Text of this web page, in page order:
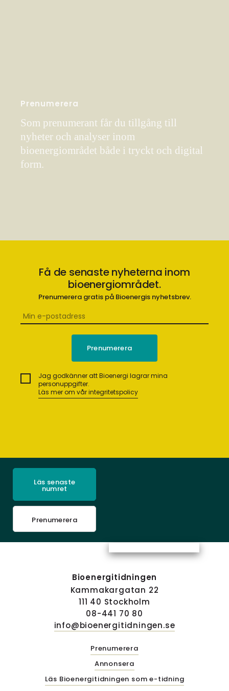
Prenumerera
Som prenumerant får du tillgång till
nyheter och analyser inom
bioenergiområdet både i tryckt och digital
form.
Få de senaste nyheterna inom
bioenergiområdet.
Prenumerera gratis på Bioenergis nyhetsbrev.
Jag godkänner att Bioenergi lagrar mina
personuppgifter.
Läs mer om vår integritetspolicy
Läs senaste
numret
Prenumerera
Bioenergitidningen
Kammakargatan 22
111 40 Stockholm
08-441 70 80
info@bioenergitidningen.se
Prenumerera
Annonsera
Läs Bioenergitidningen som e-tidning